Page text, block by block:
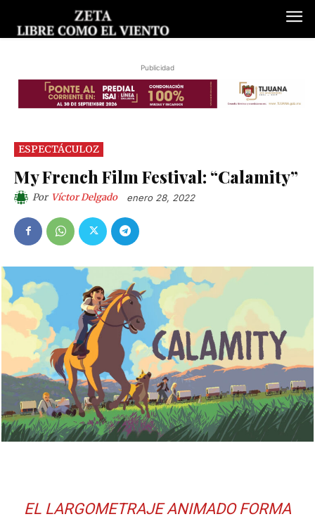
Publicidad
ESPECTÁCULOZ
My French Film Festival: “Calamity”
Por Víctor Delgado enero 28, 2022
EL LARGOMETRAJE ANIMADO FORMA